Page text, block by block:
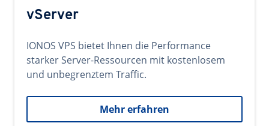
vServer
IONOS VPS bietet Ihnen die Performance
starker Server-Ressourcen mit kostenlosem
und unbegrenztem Traffic.
Mehr erfahren